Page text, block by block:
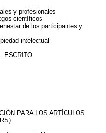
y profesionales
científicos
de los participantes y
intelectual
ESCRITO
PARA LOS ARTÍCULOS